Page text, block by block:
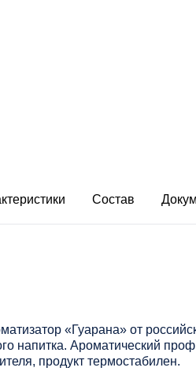
Состав
«Гуарана» от
напитка. Ароматический
продукт термостабилен.